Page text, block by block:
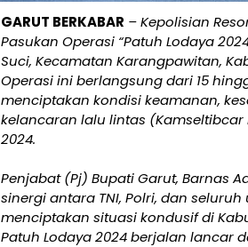
GARUT BERKABAR – Kepolisian
Pasukan Operasi “Patuh Lodaya
Suci, Kecamatan Karangpawitan,
Operasi ini berlangsung dari 15
menciptakan kondisi keamanan,
kelancaran lalu lintas
2024.
Penjabat (Pj) Bupati Garut, Barnas
sinergi antara TNI, Polri, dan
menciptakan situasi kondusif di
Patuh Lodaya 2024 berjalan lancar